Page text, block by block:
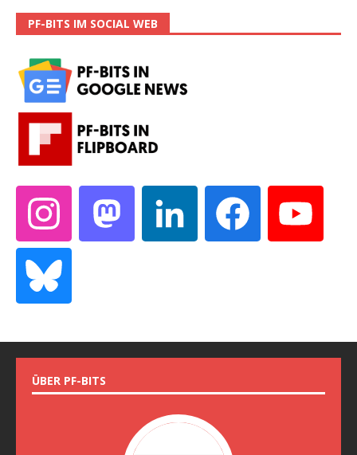
PF-BITS IM SOCIAL WEB
ÜBER PF-BITS